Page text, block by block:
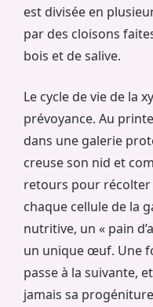
est divisée en
par des cloisons
bois et de salive.
Le cycle de vie de la
prévoyance. Au
dans une galerie
creuse son nid et
retours pour récolter
chaque cellule de la
nutritive, un « pain
un unique œuf. Une
passe à la suivante,
jamais sa